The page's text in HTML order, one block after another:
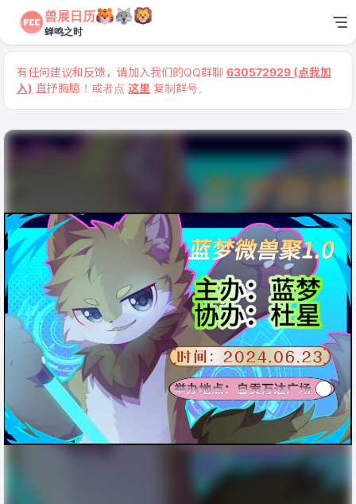
兽展日历
蝉鸣之时
有任何建议和反馈，请加入我们的QQ群聊 630572929 (点我加
入) 直抒胸臆！或者点 这里 复制群号。